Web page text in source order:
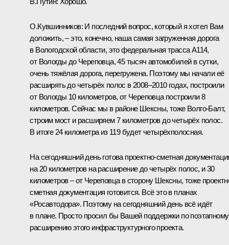
О.Кувшинников: И последний вопрос, который я хотел Вам
доложить, – это, конечно, наша самая загруженная дорога
в Вологодской области, это федеральная трасса А114,
от Вологды до Череповца, 45 тысяч автомобилей в сутки,
очень тяжёлая дорога, перегружена. Поэтому мы начали её
расширять до четырёх полос в 2008–2010 годах, построили
от Вологды 10 километров, от Череповца построили 8
километров. Сейчас мы в районе Шексны, тоже Волго-Балт,
строим мост и расширяем 7 километров до четырёх полос.
В итоге 24 километра из 119 будет четырёхполосная.
На сегодняшний день готова проектно-сметная
на 20 километров на расширение до четырёх полос, и 30
километров – от Череповца в сторону Шексны, тоже
сметная документация готовится. Всё это в планах
«Росавтодора». Поэтому на сегодняшний день всё идёт
в плане. Просто просил бы Вашей поддержки по поэтапному
расширению этого инфраструктурного проекта.